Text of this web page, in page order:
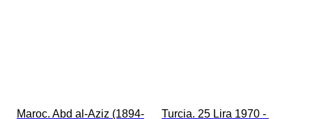
Maroc. Abd al-Aziz (1894-
Turcia. 25 Lira 1970 -